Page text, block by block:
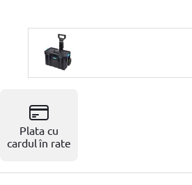
Ceasuri
Servicii
Vouchere
Resigilate
Plata cu
cardul în rate